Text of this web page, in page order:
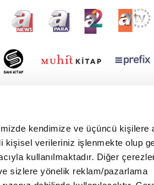
kendimize ve üçüncü kişilere
kişisel verileriniz işlenmekte olup
kullanılmaktadır. Diğer
sizlere yönelik reklam/pazarlama